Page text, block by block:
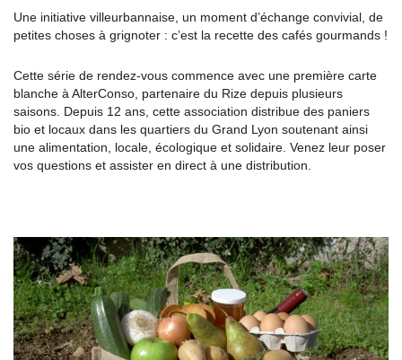
Une initiative villeurbannaise, un moment d’échange convivial, de
petites choses à grignoter : c’est la recette des cafés gourmands !
Cette série de rendez-vous commence avec une première carte
blanche à AlterConso, partenaire du Rize depuis plusieurs
saisons. Depuis 12 ans, cette association distribue des paniers
bio et locaux dans les quartiers du Grand Lyon soutenant ainsi
une alimentation, locale, écologique et solidaire. Venez leur poser
vos questions et assister en direct à une distribution.